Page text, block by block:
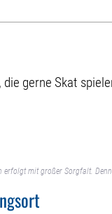
gerne Skat
erfolgt mit großer Sorgfalt.